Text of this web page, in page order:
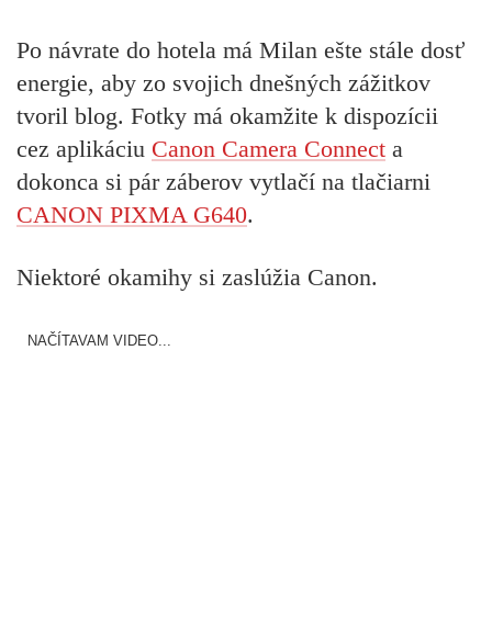
Po návrate do hotela má Milan ešte stále dosť
energie, aby zo svojich dnešných zážitkov
tvoril blog. Fotky má okamžite k dispozícii
cez aplikáciu Canon Camera Connect a
dokonca si pár záberov vytlačí na tlačiarni
CANON PIXMA G640.
Niektoré okamihy si zaslúžia Canon.
NAČÍTAVAM VIDEO...